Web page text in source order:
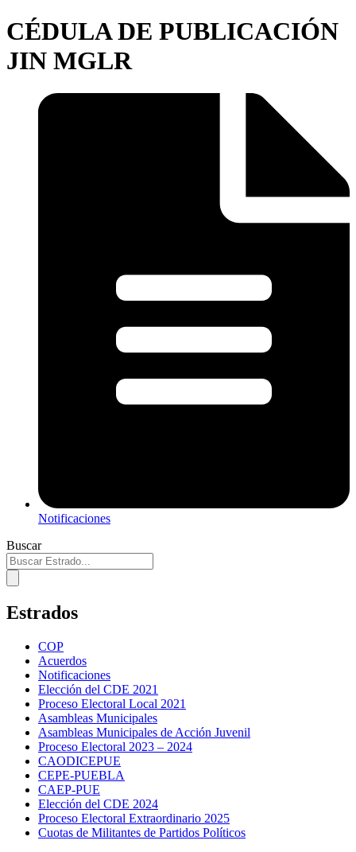
CÉDULA DE PUBLICACIÓN
JIN MGLR
Notificaciones
Buscar
Estrados
COP
Acuerdos
Notificaciones
Elección del CDE 2021
Proceso Electoral Local 2021
Asambleas Municipales
Asambleas Municipales de Acción Juvenil
Proceso Electoral 2023 – 2024
CAODICEPUE
CEPE-PUEBLA
CAEP-PUE
Elección del CDE 2024
Proceso Electoral Extraordinario 2025
Cuotas de Militantes de Partidos Políticos